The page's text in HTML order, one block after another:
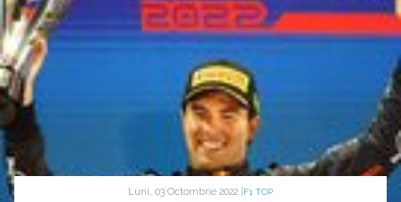
Luni, 03 Octombrie 2022 | F1 TOP